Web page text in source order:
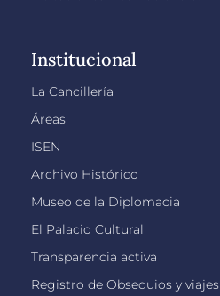
Institucional
La Cancillería
Áreas
ISEN
Archivo Histórico
Museo de la Diplomacia
El Palacio Cultural
Transparencia activa
Registro de Obsequios y viajes